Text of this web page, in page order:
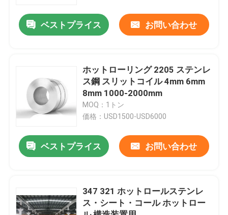
わたしたち に つい て
品質管理
連絡 ください
引金 を 求め て ください
ステンレス鋼管
ベストプライス お問い合わせ
ホットローリング 2205 ステンレ
ス鋼 スリットコイル 4mm 6mm
8mm 1000-2000mm
MOQ：1トン
価格：USD1500-USD6000
ベストプライス お問い合わせ
347 321 ホットロールステンレ
ス・シート・コール ホットロー